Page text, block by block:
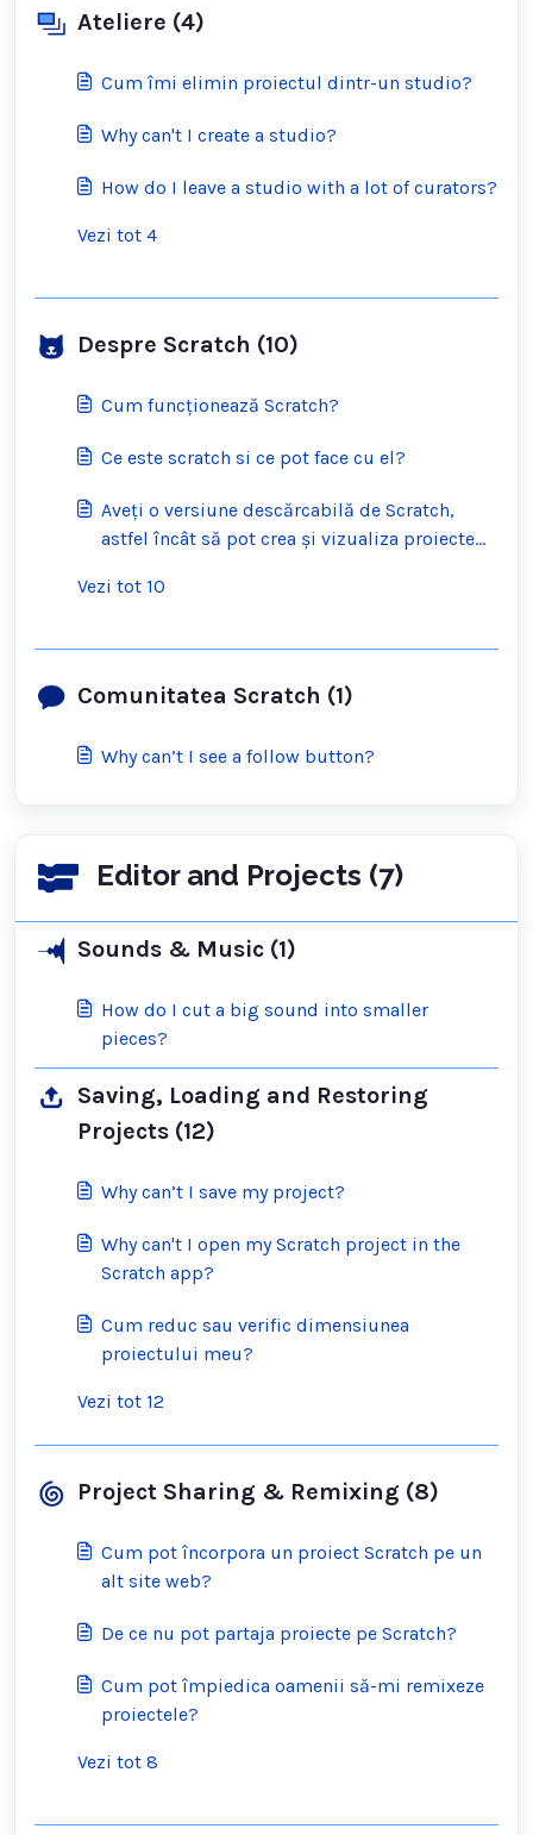
Ateliere (4)
Cum îmi elimin proiectul dintr-un studio?
Why can't I create a studio?
How do I leave a studio with a lot of curators?
Vezi tot 4
Despre Scratch (10)
Cum funcționează Scratch?
Ce este scratch si ce pot face cu el?
Aveți o versiune descărcabilă de Scratch,
astfel încât să pot crea și vizualiza proiecte
Vezi tot 10
Comunitatea Scratch (1)
Why can’t I see a follow button?
Editor and Projects (7)
Sounds & Music (1)
How do I cut a big sound into smaller
pieces?
Saving, Loading and Restoring
Projects (12)
Why can’t I save my project?
Why can't I open my Scratch project in the
Scratch app?
Cum reduc sau verific dimensiunea
proiectului meu?
Vezi tot 12
Project Sharing & Remixing (8)
Cum pot încorpora un proiect Scratch pe un
alt site web?
De ce nu pot partaja proiecte pe Scratch?
Cum pot împiedica oamenii să-mi remixeze
proiectele?
Vezi tot 8